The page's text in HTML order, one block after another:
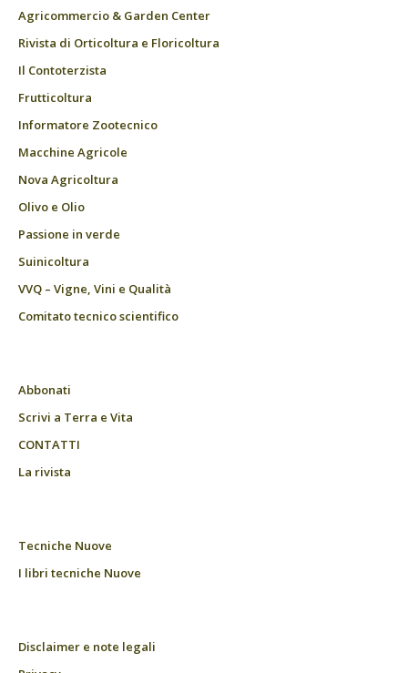
Agricommercio & Garden Center
Rivista di Orticoltura e Floricoltura
Il Contoterzista
Frutticoltura
Informatore Zootecnico
Macchine Agricole
Nova Agricoltura
Olivo e Olio
Passione in verde
Suinicoltura
VVQ – Vigne, Vini e Qualità
Comitato tecnico scientifico
Abbonati
Scrivi a Terra e Vita
CONTATTI
La rivista
Tecniche Nuove
I libri tecniche Nuove
Disclaimer e note legali